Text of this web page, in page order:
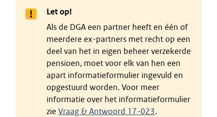
Let op!
Als de DGA een partner heeft en één of
meerdere ex-partners met recht op een
deel van het in eigen beheer verzekerde
pensioen, moet voor elk van hen een
apart informatieformulier ingevuld en
opgestuurd worden. Voor meer
informatie over het informatieformulier
zie Vraag & Antwoord 17-023.